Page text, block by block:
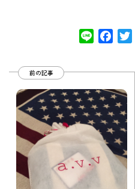
Line
前の記事